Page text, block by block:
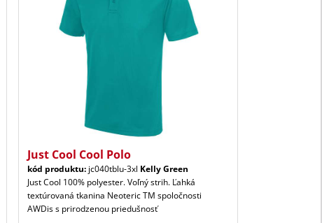
Just Cool Cool Polo
kód produktu: jc040tblu-3xl Kelly Green
Just Cool 100% polyester. Voľný strih. Ľahká
textúrovaná tkanina Neoteric TM spoločnosti
AWDis s prirodzenou priedušnosť